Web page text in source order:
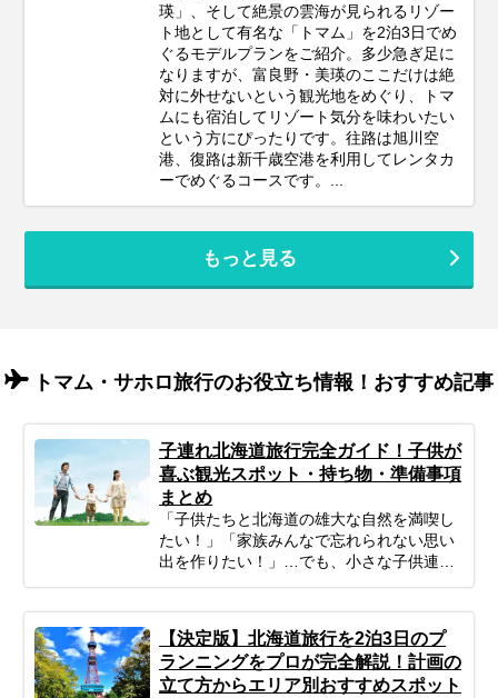
瑛」、そして絶景の雲海が見られるリゾー
ト地として有名な「トマム」を2泊3日でめ
ぐるモデルプランをご紹介。多少急ぎ足に
なりますが、富良野・美瑛のここだけは絶
対に外せないという観光地をめぐり、トマ
ムにも宿泊してリゾート気分を味わいたい
という方にぴったりです。往路は旭川空
港、復路は新千歳空港を利用してレンタカ
ーでめぐるコースです。...
もっと見る
トマム・サホロ旅行のお役立ち情報！おすすめ記事
子連れ北海道旅行完全ガイド！子供が
喜ぶ観光スポット・持ち物・準備事項
まとめ
「子供たちと北海道の雄大な自然を満喫し
たい！」「家族みんなで忘れられない思い
出を作りたい！」…でも、小さな子供連れ
計画すれば、子連れ北海道旅行は最高の体
験になります。 この記事では、子連れファ
ミリーが北海道旅行を思いっきり楽しむた
【決定版】北海道旅行を2泊3日のプ
ランニングをプロが完全解説！計画の
立て方からエリア別おすすめスポット